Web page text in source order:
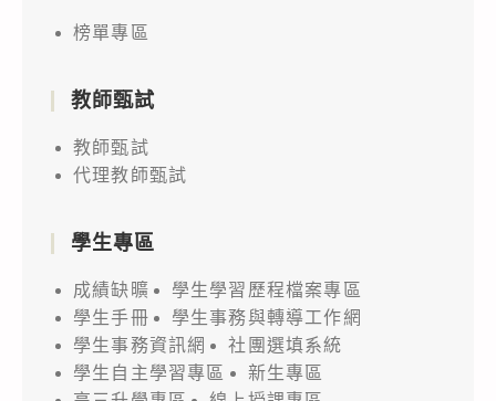
榜單專區
教師甄試
教師甄試
代理教師甄試
學生專區
成績缺曠
學生學習歷程檔案專區
學生手冊
學生事務與轉導工作網
學生事務資訊網
社團選填系統
學生自主學習專區
新生專區